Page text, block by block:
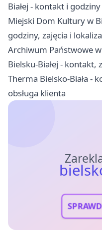
Białej - kontakt i godziny
Miejski Dom Kultury w
godziny, zajęcia i
Archiwum Państwowe
Bielsku-Białej - kontakt,
Therma Bielsko-Biała -
obsługa klienta